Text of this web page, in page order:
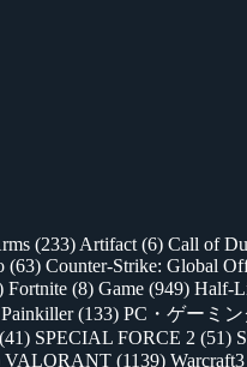
(233) Artifact (6) Call of
(63) Counter-Strike: Global
Fortnite (8) Game (949) Half-
Painkiller(133) PC・ゲーミ
(41) SPECIAL FORCE 2 (51)
VALORANT (1139) Warcraft3